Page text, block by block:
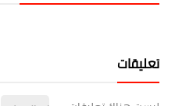
تعليقات